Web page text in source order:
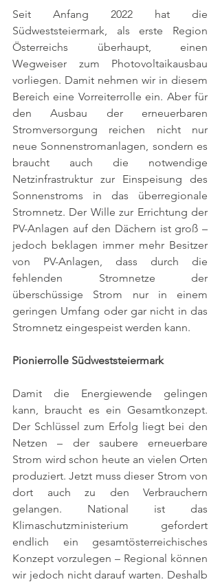
Seit Anfang 2022 hat die
Südweststeiermark, als erste Region
Österreichs überhaupt, einen
Wegweiser zum Photovoltaikausbau
vorliegen. Damit nehmen wir in diesem
Bereich eine Vorreiterrolle ein. Aber für
den Ausbau der erneuerbaren
Stromversorgung reichen nicht nur
neue Sonnenstromanlagen, sondern es
braucht auch die notwendige
Netzinfrastruktur zur Einspeisung des
Sonnenstroms in das überregionale
Stromnetz. Der Wille zur Errichtung der
PV-Anlagen auf den Dächern ist groß –
jedoch beklagen immer mehr Besitzer
von PV-Anlagen, dass durch die
fehlenden Stromnetze der
überschüssige Strom nur in einem
geringen Umfang oder gar nicht in das
Stromnetz eingespeist werden kann.
Pionierrolle Südweststeiermark
Damit die Energiewende gelingen
kann, braucht es ein Gesamtkonzept.
Der Schlüssel zum Erfolg liegt bei den
Netzen – der saubere erneuerbare
Strom wird schon heute an vielen Orten
produziert. Jetzt muss dieser Strom von
dort auch zu den Verbrauchern
gelangen. National ist das
Klimaschutzministerium gefordert
endlich ein gesamtösterreichisches
Konzept vorzulegen – Regional können
wir jedoch nicht darauf warten. Deshalb